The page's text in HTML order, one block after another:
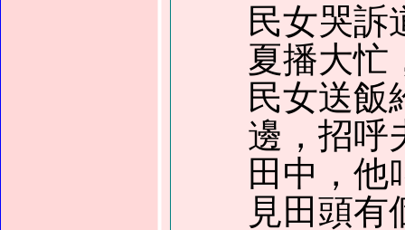
民女哭訴
夏播大忙
民女送飯
邊，招呼
田中，他
見田頭有